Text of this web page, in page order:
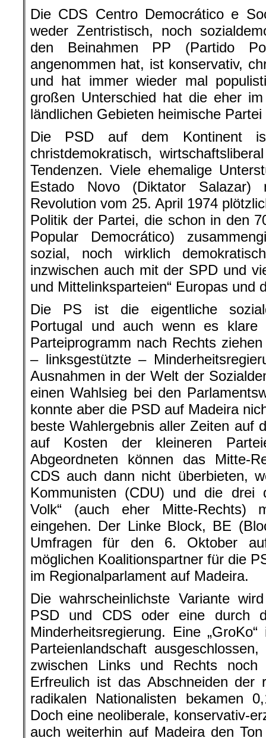
Die CDS Centro Democrático e
weder Zentristisch, noch
den Beinahmen PP (Partido
angenommen hat, ist konservativ,
und hat immer wieder mal
großen Unterschied hat die eher
ländlichen Gebieten heimische
Die PSD auf dem Kontinent
christdemokratisch,
Tendenzen. Viele ehemalige
Estado Novo (Diktator
Revolution vom 25. April 1974
Politik der Partei, die schon in den
Popular Democrático)
sozial, noch wirklich
inzwischen auch mit der SPD und
und Mittelinksparteien“ Europas und
Die PS ist die eigentliche
Portugal und auch wenn es klare
Parteiprogramm nach Rechts
– linksgestützte –
Ausnahmen in der Welt der
einen Wahlsieg bei den
konnte aber die PSD auf Madeira
beste Wahlergebnis aller Zeiten auf
auf Kosten der kleineren
Abgeordneten können das Mitte-
CDS auch dann nicht überbieten,
Kommunisten (CDU) und die drei
Volk“ (auch eher Mitte-Rechts)
eingehen. Der Linke Block, BE
Umfragen für den 6. Oktober
möglichen Koalitionspartner für die
im Regionalparlament auf Madeira.
Die wahrscheinlichste Variante
PSD und CDS oder eine durch
Minderheitsregierung. Eine
Parteienlandschaft
zwischen Links und Rechts noch
Erfreulich ist das Abschneiden der
radikalen Nationalisten bekamen
Doch eine neoliberale, konservativ-
auch weiterhin auf Madeira den